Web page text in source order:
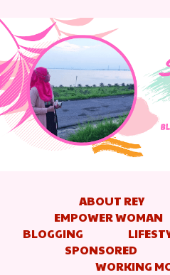
ABOUT REY
EMPOWER WOMAN
BLOGGING
SPONSORED
WORKING